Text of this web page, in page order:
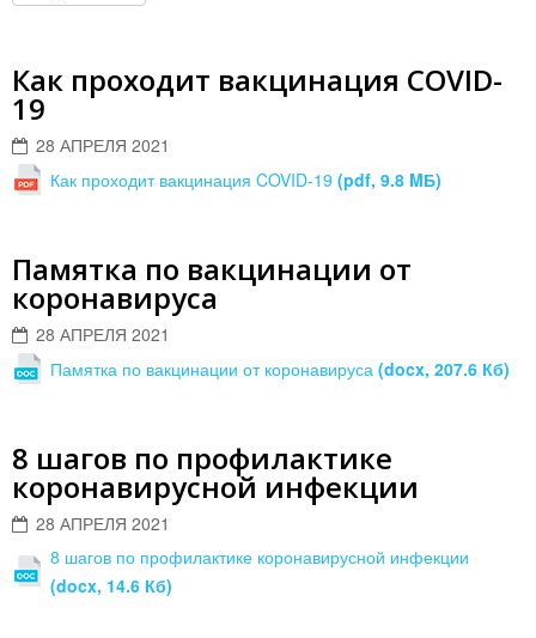
Как проходит вакцинация COVID-
19
28 АПРЕЛЯ 2021
Как проходит вакцинация COVID-19 (pdf, 9.8 MБ)
Памятка по вакцинации от
коронавируса
28 АПРЕЛЯ 2021
Памятка по вакцинации от коронавируса (docx, 207.6 Кб)
8 шагов по профилактике
коронавирусной инфекции
28 АПРЕЛЯ 2021
8 шагов по профилактике коронавирусной инфекции
(docx, 14.6 Кб)